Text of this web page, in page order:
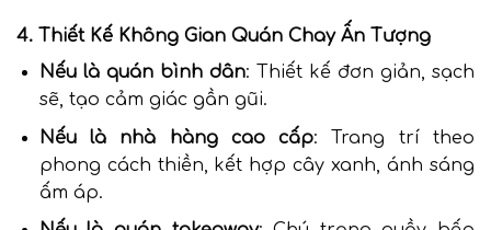
4. Thiết Kế Không Gian Quán Chay Ấn Tượng
Nếu là quán bình dân: Thiết kế đơn giản, sạch
sẽ, tạo cảm giác gần gũi.
Nếu là nhà hàng cao cấp: Trang trí theo
phong cách thiền, kết hợp cây xanh, ánh sáng
ấm áp.